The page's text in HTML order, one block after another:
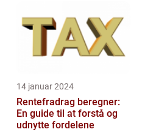
14 januar 2024
Rentefradrag beregner:
En guide til at forstå og
udnytte fordelene